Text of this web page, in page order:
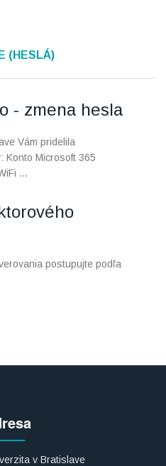
(HESLÁ)
- zmena hesla
Vám pridelila
Konto Microsoft 365
...
postupujte podľa
v Bratislave